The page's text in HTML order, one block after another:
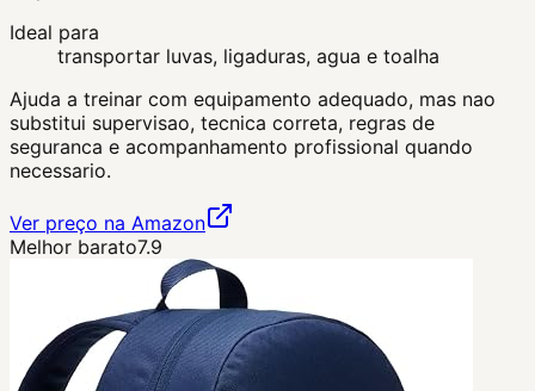
Ideal para
transportar luvas, ligaduras, agua e toalha
Ajuda a treinar com equipamento adequado, mas nao
substitui supervisao, tecnica correta, regras de
seguranca e acompanhamento profissional quando
necessario.
Ver preço na Amazon
Melhor barato7.9